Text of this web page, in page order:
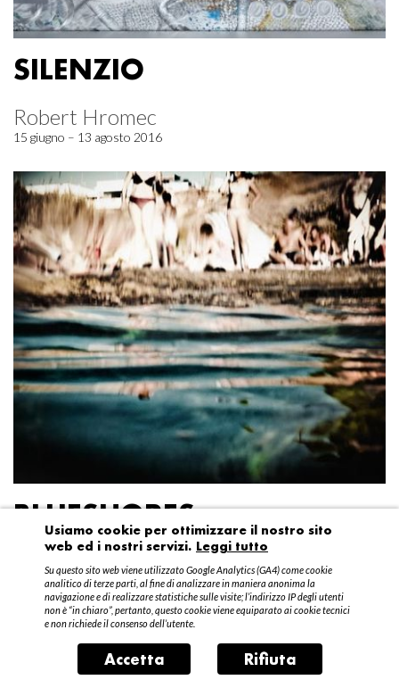
SILENZIO
Robert Hromec
15 giugno – 13 agosto 2016
BLUESHORES
Federico Garibaldi
20 aprile – 15 maggio 2016
Usiamo cookie per ottimizzare il nostro sito
web ed i nostri servizi. Leggi tutto
Su questo sito web viene utilizzato Google Analytics (GA4) come cookie
analitico di terze parti, al fine di analizzare in maniera anonima la
navigazione e di realizzare statistiche sulle visite; l’indirizzo IP degli utenti
non è “in chiaro”, pertanto, questo cookie viene equiparato ai cookie tecnici
e non richiede il consenso dell’utente.
Accetta Rifiuta